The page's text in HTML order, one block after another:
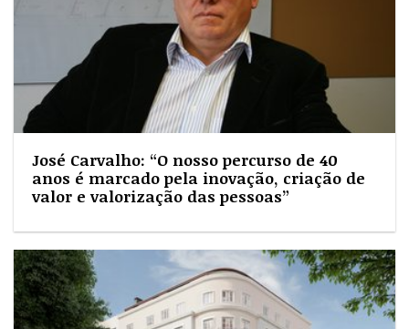
José Carvalho: “O nosso percurso de 40
anos é marcado pela inovação, criação de
valor e valorização das pessoas”